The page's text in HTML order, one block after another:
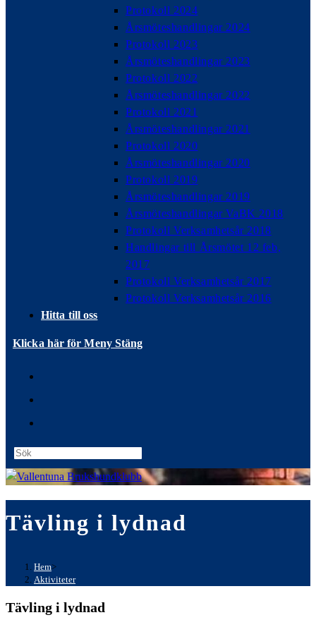
Protokoll 2024
Årsmöteshandlingar 2024
Protokoll 2023
Årsmöteshandlingar 2023
Protokoll 2022
Årsmöteshandlingar 2022
Protokoll 2021
Årsmöteshandlingar 2021
Protokoll 2020
Årsmöteshandlingar 2020
Protokoll 2019
Årsmöteshandlingar 2019
Årsmöteshandlingar VaBK 2018
Protokoll Verksamhetsår 2018
Handlingar till Årsmötet 12 feb,
2017
Protokoll Verksamhetsår 2017
Protokoll Verksamhetsår 2016
Hitta till oss
Klicka här för Meny Stäng
Escape
to
close
the
Tävling i lydnad
Hem>
Aktiviteter
Tävling i lydnad